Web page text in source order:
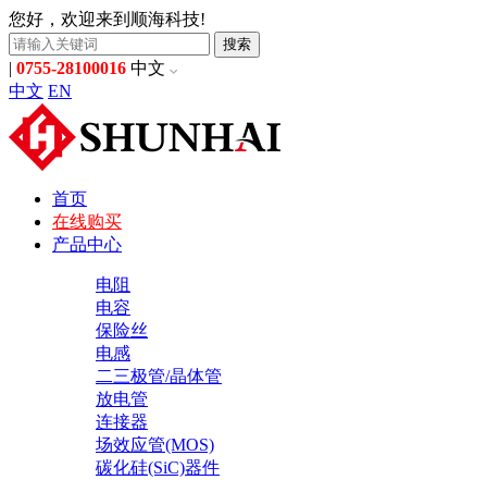
您好，欢迎来到顺海科技!
搜索
| 0755-28100016 中文
中文 EN
首页
在线购买
产品中心
电阻
电容
保险丝
电感
二三极管/晶体管
放电管
连接器
场效应管(MOS)
碳化硅(SiC)器件